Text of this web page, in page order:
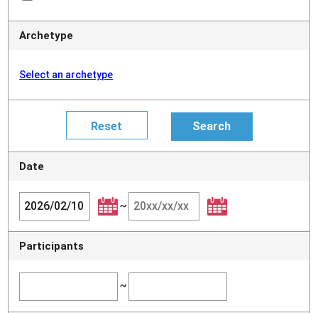
Archetype
Select an archetype
Date
~
Participants
~